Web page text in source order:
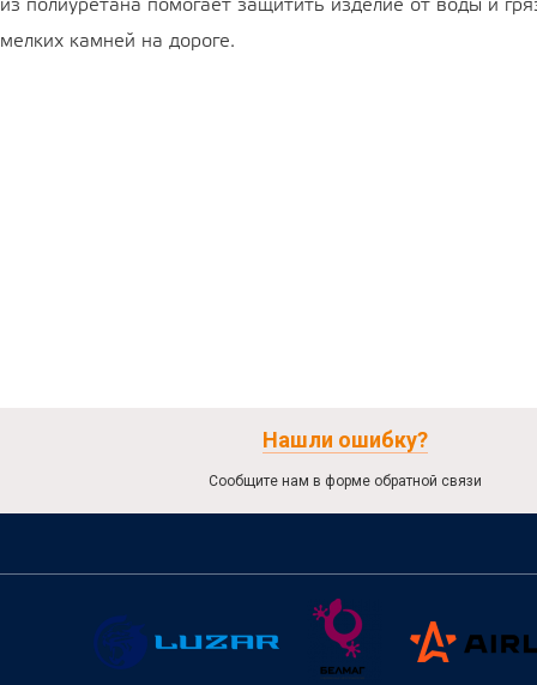
из полиуретана помогает защитить изделие от воды и
мелких камней на дороге.
Нашли ошибку?
Сообщите нам в форме обратной связи